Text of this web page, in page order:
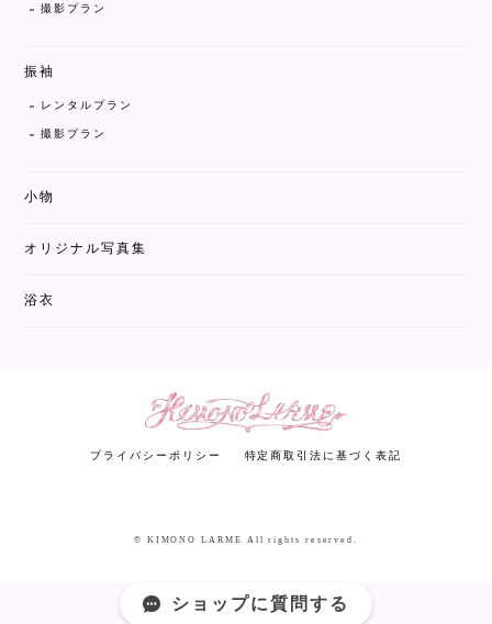
撮影プラン
振袖
レンタルプラン
撮影プラン
小物
オリジナル写真集
浴衣
プライバシーポリシー 特定商取引法に基づく表記
© KIMONO LARME All rights reserved.
ショップに質問する